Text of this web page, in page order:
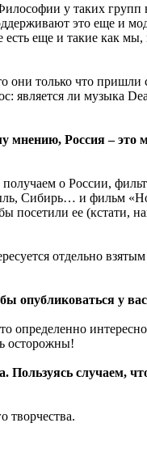
у таких
это еще и
еще и такие как
они только что
ли музыка
Россия – это
о России,
Сибирь… и фильм
посетили ее (кстати,
отдельно
опубликоваться у
определенно
осторожны!
случаем,
творчества.